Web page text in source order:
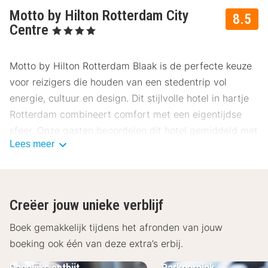
8.5
Motto by Hilton Rotterdam City
Centre , 4 Sterren
Motto by Hilton Rotterdam Blaak is de perfecte keuze
voor reizigers die houden van een stedentrip vol
energie, cultuur en design. Dit stijlvolle hotel in hartje
Rotterdam combineert comfort met een eigentijdse
sfeer. Onze gasten beoordelen dit hotel gemiddeld met
een 8.5.
bruisende centrum van Rotterdam, op loopafstand van
iconische bezienswaardigheden zoals de Markthal, de
Kubuswoningen en de Oude Haven. Dankzij de centrale
Lees meer
Creëer jouw unieke verblijf
Boek gemakkelijk tijdens het afronden van jouw
boeking ook één van deze extra’s erbij.